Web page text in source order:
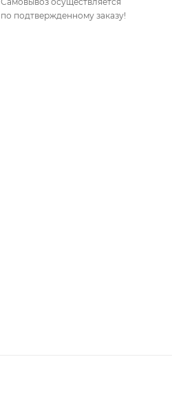
по подтвержденному заказу!